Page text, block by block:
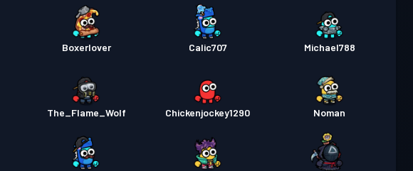
Boxerlover Calic707 Michael788
The_Flame_Wolf Chickenjockey1290 Noman